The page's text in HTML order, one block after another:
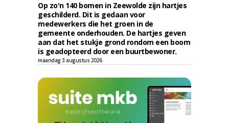
Op zo'n 140 bomen in Zeewolde zijn hartjes
geschilderd. Dit is gedaan voor
medewerkers die het groen in de
gemeente onderhouden. De hartjes geven
aan dat het stukje grond rondom een boom
is geadopteerd door een buurtbewoner.
maandag 3 augustus 2026